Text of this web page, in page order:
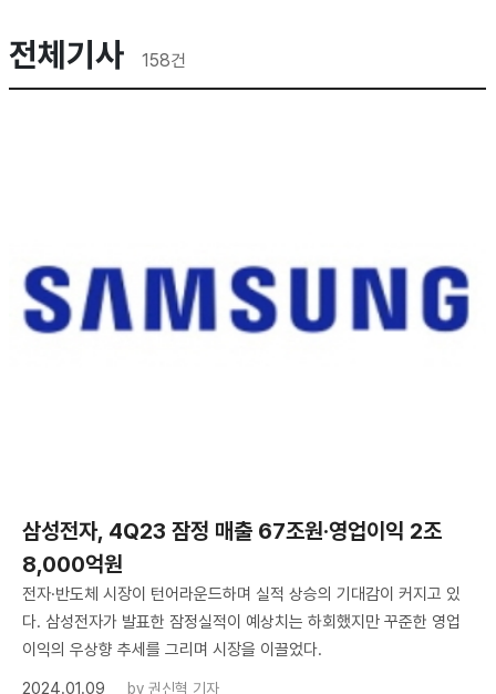
전체기사 158건
삼성전자, 4Q23 잠정 매출 67조원·영업이익 2조
8,000억원
전자·반도체 시장이 턴어라운드하며 실적 상승의 기대감이 커지고 있
다. 삼성전자가 발표한 잠정실적이 예상치는 하회했지만 꾸준한 영업
이익의 우상향 추세를 그리며 시장을 이끌었다.
2024.01.09
by 권신혁 기자